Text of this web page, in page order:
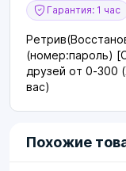
Гарантия: 1 час
(номер:пароль)
друзей от 0-300
вас)
Похожие